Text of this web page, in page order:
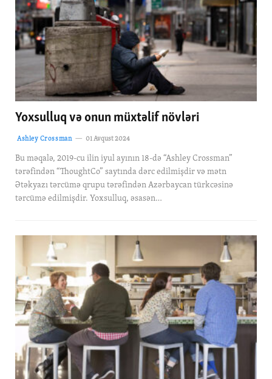
Yoxsulluq və onun müxtəlif növləri
Ashley Crossman 01 Avqust 2024
Bu məqalə, 2019-cu ilin iyul ayının 18-də “Ashley Crossman”
tərəfindən “ThoughtCo” saytında dərc edilmişdir və mətn
Ətəkyazı tərcümə qrupu tərəfindən Azərbaycan türkcəsinə
tərcümə edilmişdir. Yoxsulluq, əsasən…